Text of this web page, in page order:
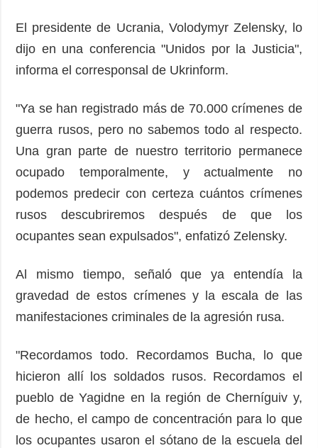
Releases
El presidente de Ucrania, Volodymyr Zelensky, lo
dijo en una conferencia "Unidos por la Justicia",
informa el corresponsal de Ukrinform.
"Ya se han registrado más de 70.000 crímenes de
guerra rusos, pero no sabemos todo al respecto.
Una gran parte de nuestro territorio permanece
ocupado temporalmente, y actualmente no
podemos predecir con certeza cuántos crímenes
rusos descubriremos después de que los
ocupantes sean expulsados", enfatizó Zelensky.
Al mismo tiempo, señaló que ya entendía la
gravedad de estos crímenes y la escala de las
manifestaciones criminales de la agresión rusa.
"Recordamos todo. Recordamos Bucha, lo que
hicieron allí los soldados rusos. Recordamos el
pueblo de Yagidne en la región de Cherníguiv y,
de hecho, el campo de concentración para lo que
los ocupantes usaron el sótano de la escuela del